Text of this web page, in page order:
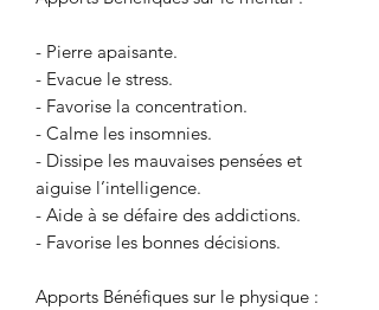
- Pierre apaisante.
- Evacue le stress.
- Favorise la concentration.
- Calme les insomnies.
- Dissipe les mauvaises pensées et
aiguise l’intelligence.
- Aide à se défaire des addictions.
- Favorise les bonnes décisions.
Apports Bénéfiques sur le physique :